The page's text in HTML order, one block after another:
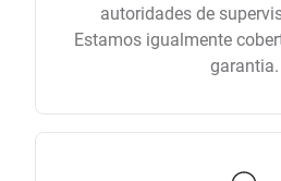
autoridades de
Estamos igualmente
garantia.